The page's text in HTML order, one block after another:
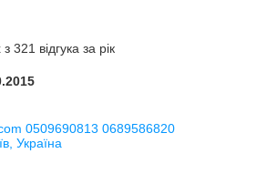
321 відгука за рік
0509690813 0689586820
Україна